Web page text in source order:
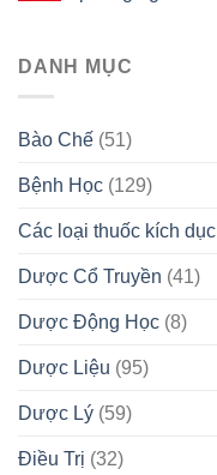
DANH MỤC
Bào Chế (51)
Bệnh Học (129)
Các loại thuốc kích dục
Dược Cổ Truyền (41)
Dược Động Học (8)
Dược Liệu (95)
Dược Lý (59)
Điều Trị (32)